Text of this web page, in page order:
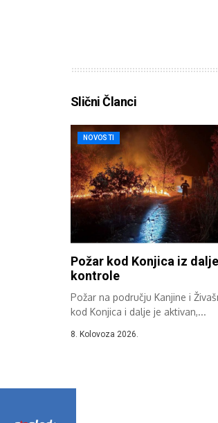
Slični Članci
NOVOSTI
Požar kod Konjica iz
kontrole
Požar na području Kanjine i
kod Konjica i dalje je aktivan,...
8. Kolovoza 2026.